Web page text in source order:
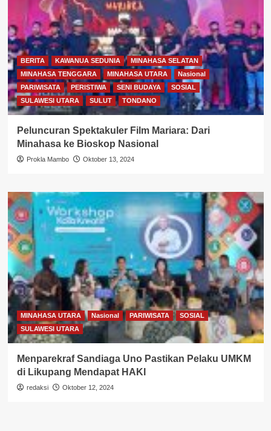
BERITA KAWANUA SEDUNIA
MINAHASA SELATAN
MINAHASA TENGGARA
MINAHASA UTARA
Nasional
PARIWISATA
PERISTIWA SENI BUDAYA
SOSIAL
SULAWESI UTARA
SULUT TONDANO
Peluncuran Spektakuler Film Mariara: Dari
Minahasa ke Bioskop Nasional
Prokla Mambo Oktober 13, 2024
MINAHASA UTARA Nasional PARIWISATA
SOSIAL
SULAWESI UTARA
Menparekraf Sandiaga Uno Pastikan Pelaku UMKM
di Likupang Mendapat HAKI
redaksi Oktober 12, 2024